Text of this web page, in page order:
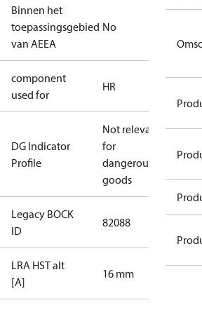
Binnen het
toepassingsgebied
van AEEA
No
component
used for
HR
DG Indicator
Profile
Not relevant
for
dangerous
goods
Legacy BOCK
ID
82088
LRA HST alt
[A]
16 mm